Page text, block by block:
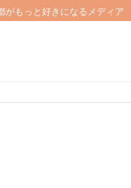
がもっと好きになるメディア